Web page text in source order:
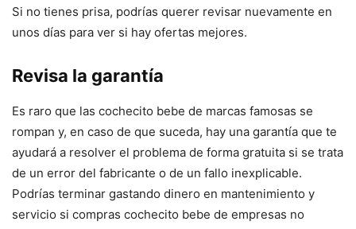
Si no tienes prisa, podrías querer revisar nuevamente en
unos días para ver si hay ofertas mejores.
Revisa la garantía
Es raro que las cochecito bebe de marcas famosas se
rompan y, en caso de que suceda, hay una garantía que te
ayudará a resolver el problema de forma gratuita si se trata
de un error del fabricante o de un fallo inexplicable.
Podrías terminar gastando dinero en mantenimiento y
servicio si compras cochecito bebe de empresas no